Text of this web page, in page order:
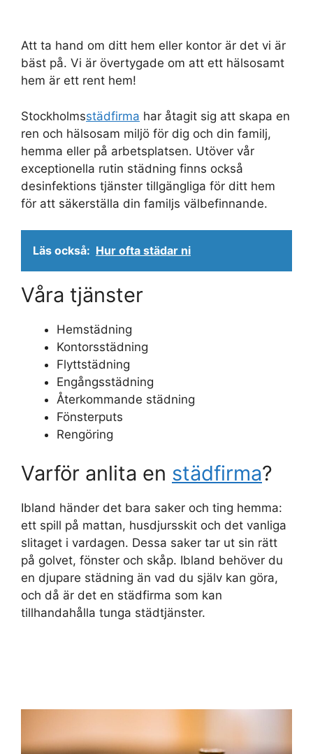
Att ta hand om ditt hem eller kontor är det vi är
bäst på. Vi är övertygade om att ett hälsosamt
hem är ett rent hem!
Stockholmsstädfirma har åtagit sig att skapa en
ren och hälsosam miljö för dig och din familj,
hemma eller på arbetsplatsen. Utöver vår
exceptionella rutin städning finns också
desinfektions tjänster tillgängliga för ditt hem
för att säkerställa din familjs välbefinnande.
Läs också: Hur ofta städar ni
Våra tjänster
Hemstädning
Kontorsstädning
Flyttstädning
Engångsstädning
Återkommande städning
Fönsterputs
Rengöring
Varför anlita en städfirma?
Ibland händer det bara saker och ting hemma:
ett spill på mattan, husdjursskit och det vanliga
slitaget i vardagen. Dessa saker tar ut sin rätt
på golvet, fönster och skåp. Ibland behöver du
en djupare städning än vad du själv kan göra,
och då är det en städfirma som kan
tillhandahålla tunga städtjänster.